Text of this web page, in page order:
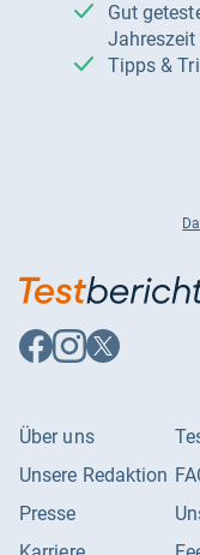
Gut getestete Produkte – passend zur
Jahreszeit
Tipps &
Auf
Facebook
Auf
Instagram
Auf
X
Über uns
Unsere Redaktion
Presse